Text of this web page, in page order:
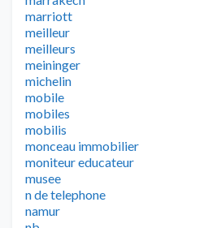
marriott
meilleur
meilleurs
meininger
michelin
mobile
mobiles
mobilis
monceau immobilier
moniteur educateur
musee
n de telephone
namur